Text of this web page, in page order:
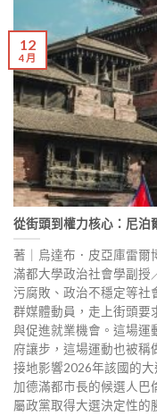
從街頭到權力核心：尼泊
著｜烏達布．皮亞庫雷爾
滿都大學政治社會學副授
污腐敗、政治不穩定等社
群媒體動員，走上街頭要
與促進就業機會。這場運
府讓步，這場運動也被稱
接地影響2026年該國的
加德滿都市長的候選人巴
屬政黨取得大選決定性的
12
4 月